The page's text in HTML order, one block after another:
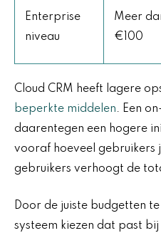
Enterprise
niveau
Meer
€100
Cloud CRM heeft lagere
beperkte middelen. Een
daarentegen een hogere
vooraf hoeveel gebruikers
gebruikers verhoogt de
Door de juiste budgetten
systeem kiezen dat past bij